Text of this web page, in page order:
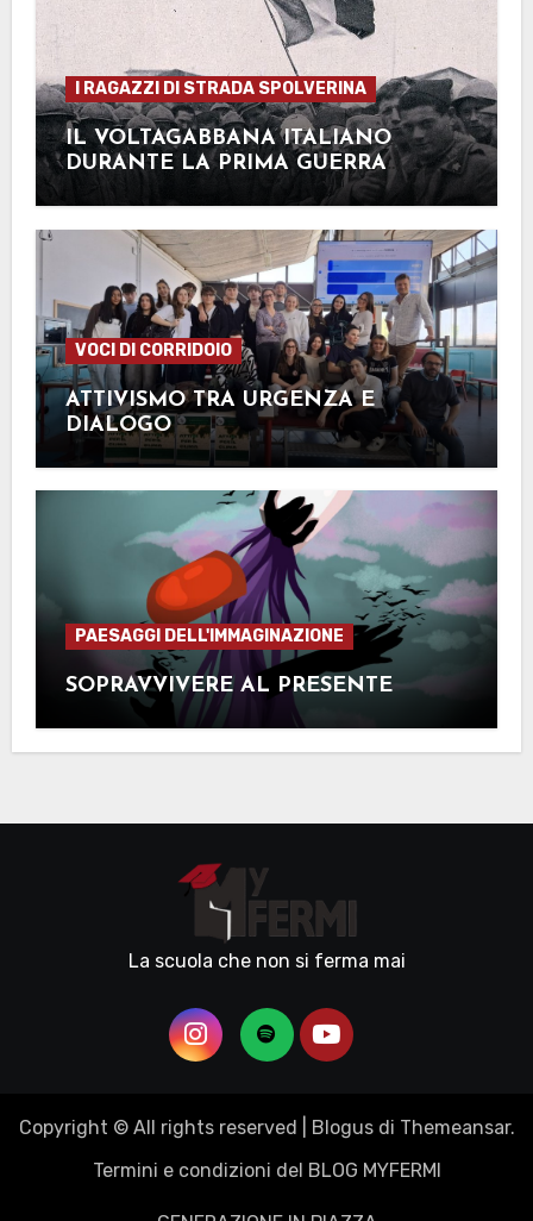
I RAGAZZI DI STRADA SPOLVERINA
IL VOLTAGABBANA ITALIANO
DURANTE LA PRIMA GUERRA
MONDIALE
VOCI DI CORRIDOIO
ATTIVISMO TRA URGENZA E
DIALOGO
PAESAGGI DELL'IMMAGINAZIONE
SOPRAVVIVERE AL PRESENTE
La scuola che non si ferma mai
Copyright © All rights reserved Blogusdi Themeansar.
Termini e condizioni del BLOG MYFERMI